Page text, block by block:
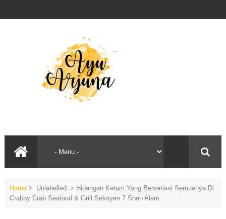
Home Unlabelled
Hidangan Ketam Yang Bervariasi Semuanya Di
Crabby Crab Seafood & Grill Seksyen 7 Shah Alam